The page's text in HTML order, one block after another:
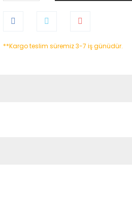
**Kargo teslim süremiz 3-7 iş günüdür.